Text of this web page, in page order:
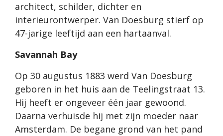
architect, schilder, dichter en
interieurontwerper. Van Doesburg stierf op
47-jarige leeftijd aan een hartaanval.
Savannah Bay
Op 30 augustus 1883 werd Van Doesburg
geboren in het huis aan de Teelingstraat 13.
Hij heeft er ongeveer één jaar gewoond.
Daarna verhuisde hij met zijn moeder naar
Amsterdam. De begane grond van het pand